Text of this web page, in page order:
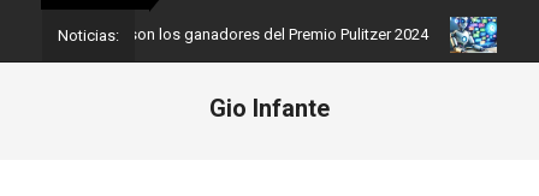
Noticias:
Estos son los ganadores del Premio Pulitzer 2024
Gio Infante